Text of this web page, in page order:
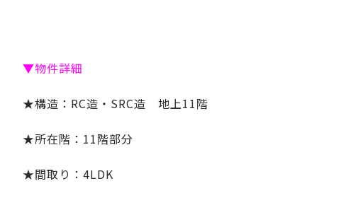
▼物件詳細
★構造：RC造・SRC造 地上11階
★所在階：11階部分
★間取り： 4LDK